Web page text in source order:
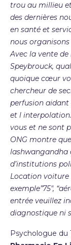
trou au millieu
des dernières
en santé et
nous
Avec la vente
Speybrouck,
quoique cœur
chercheur de
perfusion
et l
vous et ne sont
ONG montre
lashwangandha
d’institutions
Location voiture
exemple”75″,
entrée veuillez
diagnostique ni
Psychologue du